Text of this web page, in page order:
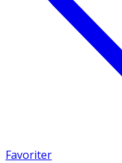
Favoriter